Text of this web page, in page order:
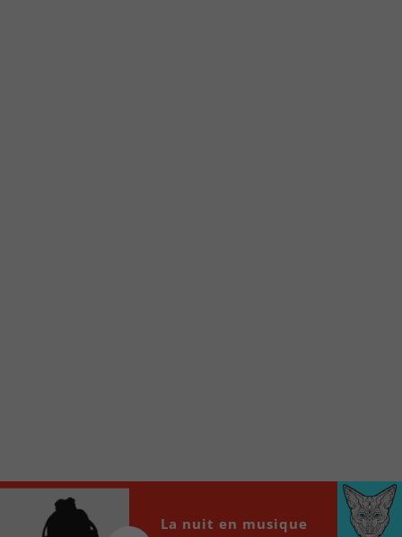
locale vous sont maintenant accessibles en un clic!
Audio
00:00 00:00
La nuit en musique